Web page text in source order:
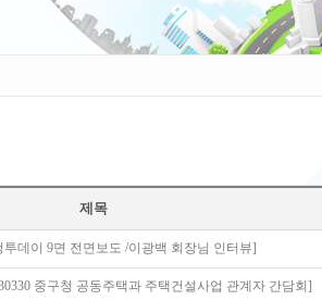
제목
투데이 9면 전면보도 /이광백 회장님 인터뷰]
중구청 공동주택과 주택건설사업 관계자 간담회]